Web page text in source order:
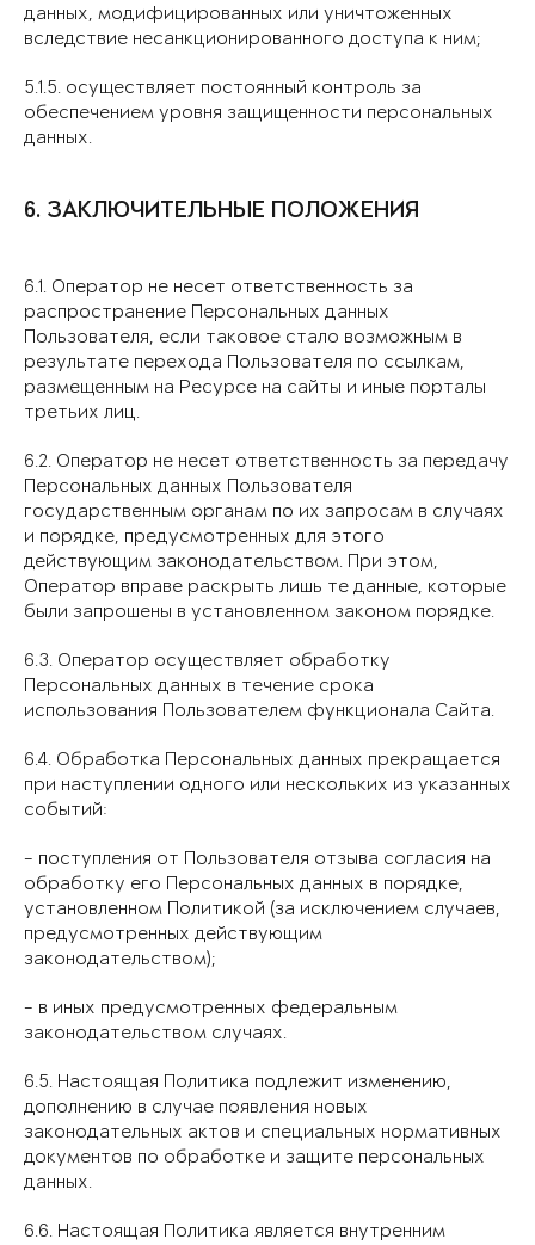
данных, модифицированных или уничтоженных
вследствие несанкционированного доступа к ним;
5.1.5. осуществляет постоянный контроль за
обеспечением уровня защищенности персональных
данных.
6. ЗАКЛЮЧИТЕЛЬНЫЕ ПОЛОЖЕНИЯ
6.1. Оператор не несет ответственность за
распространение Персональных данных
Пользователя, если таковое стало возможным в
результате перехода Пользователя по ссылкам,
размещенным на Ресурсе на сайты и иные порталы
третьих лиц.
6.2. Оператор не несет ответственность за передачу
Персональных данных Пользователя
государственным органам по их запросам в случаях
и порядке, предусмотренных для этого
действующим законодательством. При этом,
Оператор вправе раскрыть лишь те данные, которые
были запрошены в установленном законом порядке.
6.3. Оператор осуществляет обработку
Персональных данных в течение срока
использования Пользователем функционала Сайта.
6.4. Обработка Персональных данных прекращается
при наступлении одного или нескольких из указанных
событий:
- поступления от Пользователя отзыва согласия на
обработку его Персональных данных в порядке,
установленном Политикой (за исключением случаев,
предусмотренных действующим
законодательством);
- в иных предусмотренных федеральным
законодательством случаях.
6.5. Настоящая Политика подлежит изменению,
дополнению в случае появления новых
законодательных актов и специальных нормативных
документов по обработке и защите персональных
данных.
6.6. Настоящая Политика является внутренним